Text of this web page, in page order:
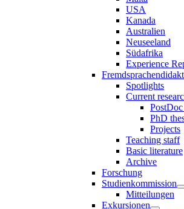
USA
Kanada
Australien
Neuseeland
Südafrika
Experience
Spotlights
Current
PostDoc
PhD
Projects
Teaching staff
Basic literature
Archive
Forschung
Studienkommission
Mitteilungen
Exkursionen